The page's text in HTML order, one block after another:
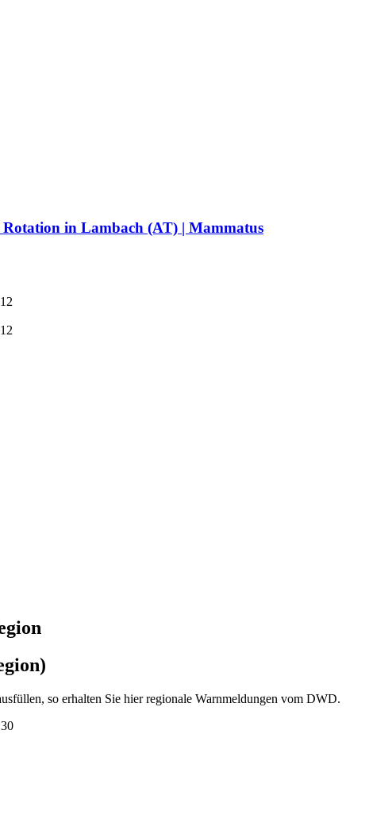
in Lambach (AT) | Mammatus
so erhalten Sie hier regionale Warnmeldungen vom DWD.